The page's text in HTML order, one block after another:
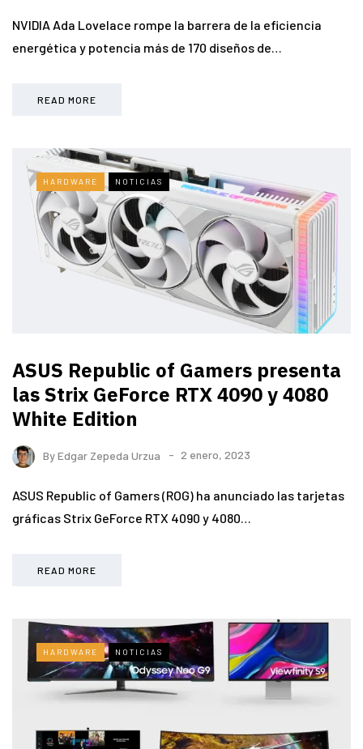
NVIDIA Ada Lovelace rompe la barrera de la eficiencia
energética y potencia más de 170 diseños de…
READ MORE
HARDWARE NOTICIAS
ASUS Republic of Gamers presenta
las Strix GeForce RTX 4090 y 4080
White Edition
ByEdgar Zepeda Urzua 2 enero, 2023
ASUS Republic of Gamers (ROG) ha anunciado las tarjetas
gráficas Strix GeForce RTX 4090 y 4080…
READ MORE
HARDWARE NOTICIAS